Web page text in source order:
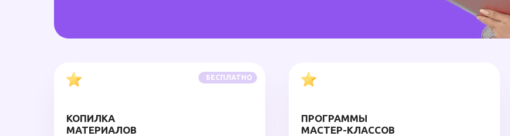
КОПИЛКА
МАТЕРИАЛОВ
БЕСПЛАТНО
ПРОГРАММЫ
МАСТЕР-КЛАССОВ